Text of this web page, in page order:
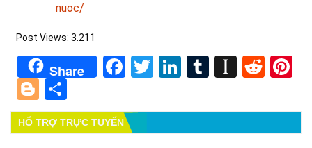
nuoc/
Post Views: 3.211
Share Facebook
TwitterLinkedIn
Tumblr
Blogger
HỔ TRỢ TRỰC TUYẾN